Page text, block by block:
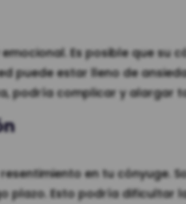
Es posible que su
puede estar lleno de
podría complicar y alargar
en tu cónyuge.
plazo. Esto podría dificultar